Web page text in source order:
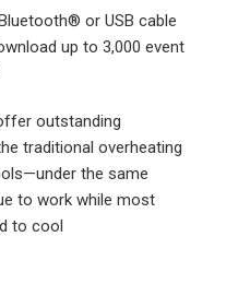
or USB cable
up to 3,000 event
outstanding
traditional overheating
the same
to work while most
to cool